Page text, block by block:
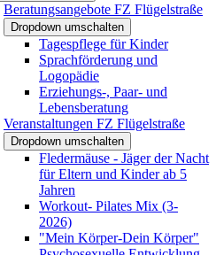
Beratungsangebote FZ Flügelstraße
Dropdown umschalten
Tagespflege für Kinder
Sprachförderung und
Logopädie
Erziehungs-, Paar- und
Lebensberatung
Veranstaltungen FZ Flügelstraße
Dropdown umschalten
Fledermäuse - Jäger der Nacht
für Eltern und Kinder ab 5
Jahren
Workout- Pilates Mix (3-
2026)
"Mein Körper-Dein Körper"